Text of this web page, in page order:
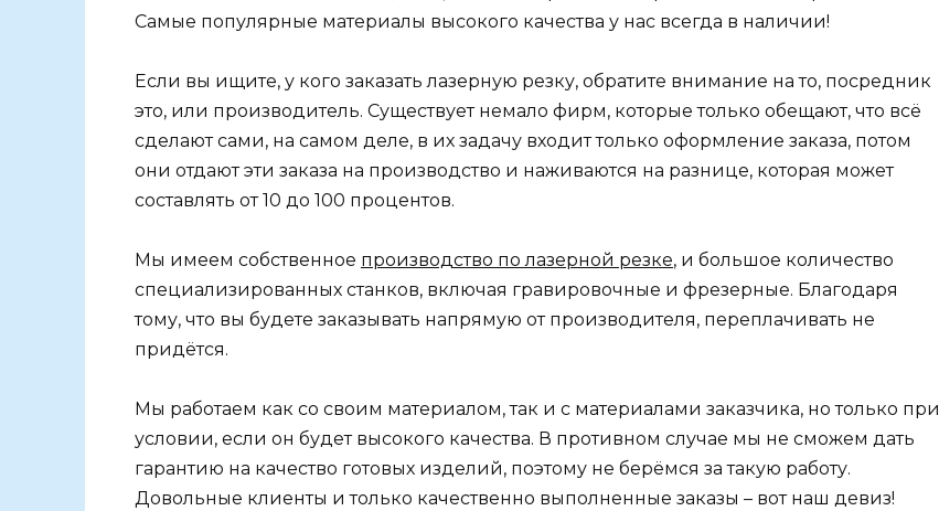
Самые популярные материалы высокого качества у нас всегда в наличии!
Если вы ищите, у кого заказать лазерную резку, обратите внимание на то, посредник
это, или производитель. Существует немало фирм, которые только обещают, что всё
сделают сами, на самом деле, в их задачу входит только оформление заказа, потом
они отдают эти заказа на производство и наживаются на разнице, которая может
составлять от 10 до 100 процентов.
Мы имеем собственное производство по лазерной резке, и большое количество
специализированных станков, включая гравировочные и фрезерные. Благодаря
тому, что вы будете заказывать напрямую от производителя, переплачивать не
придётся.
Мы работаем как со своим материалом, так и с материалами заказчика, но только при
условии, если он будет высокого качества. В противном случае мы не сможем дать
гарантию на качество готовых изделий, поэтому не берёмся за такую работу.
Довольные клиенты и только качественно выполненные заказы – вот наш девиз!